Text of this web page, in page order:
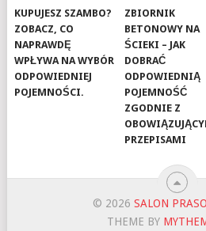
KUPUJESZ SZAMBO?
ZOBACZ, CO
NAPRAWDĘ
WPŁYWA NA WYBÓR
ODPOWIEDNIEJ
POJEMNOŚCI.
ZBIORNIK
BETONOWY NA
ŚCIEKI – JAK
DOBRAĆ
ODPOWIEDNIĄ
POJEMNOŚĆ
ZGODNIE Z
PRZEPISAMI
© 2026SALON
THEME BY